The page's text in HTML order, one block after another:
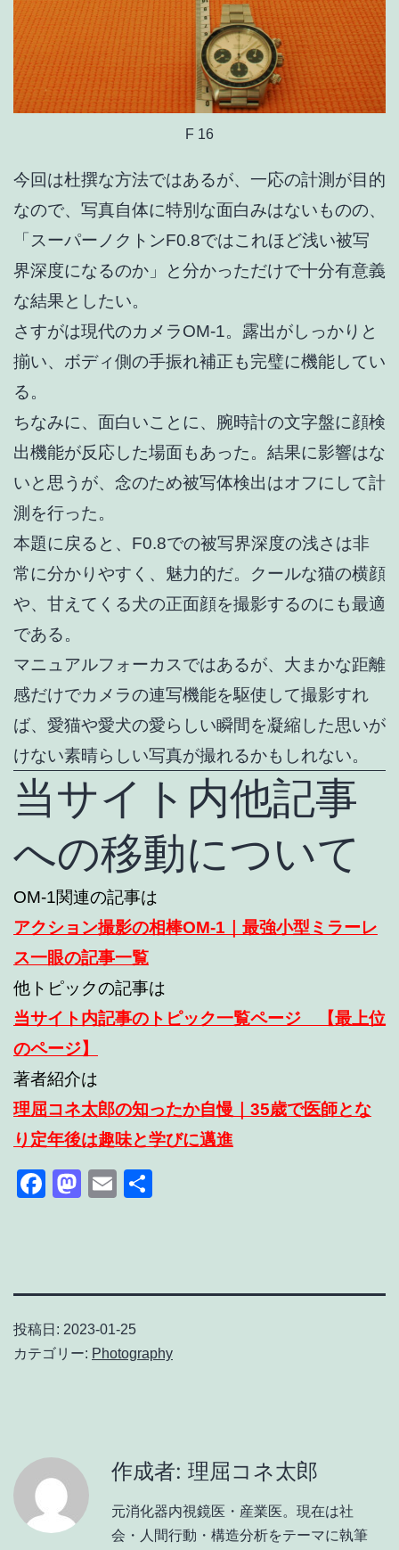
F 16
今回は杜撰な方法ではあるが、一応の計測が目的
なので、写真自体に特別な面白みはないものの、
「スーパーノクトンF0.8ではこれほど浅い被写
界深度になるのか」と分かっただけで十分有意義
な結果としたい。
さすがは現代のカメラOM-1。露出がしっかりと
揃い、ボディ側の手振れ補正も完璧に機能してい
る。
ちなみに、面白いことに、腕時計の文字盤に顔検
出機能が反応した場面もあった。結果に影響はな
いと思うが、念のため被写体検出はオフにして計
測を行った。
本題に戻ると、F0.8での被写界深度の浅さは非
常に分かりやすく、魅力的だ。クールな猫の横顔
や、甘えてくる犬の正面顔を撮影するのにも最適
である。
マニュアルフォーカスではあるが、大まかな距離
感だけでカメラの連写機能を駆使して撮影すれ
ば、愛猫や愛犬の愛らしい瞬間を凝縮した思いが
けない素晴らしい写真が撮れるかもしれない。
当サイト内他記事
への移動について
OM-1関連の記事は
アクション撮影の相棒OM-1｜最強小型ミラーレ
ス一眼の記事一覧
他トピックの記事は
当サイト内記事のトピック一覧ページ 【最上位
のページ】
著者紹介は
理屈コネ太郎の知ったか自慢｜35歳で医師とな
り定年後は趣味と学びに邁進
Facebook
Mastodon
Email
投稿日: 2023-01-25
カテゴリー: Photography
作成者: 理屈コネ太郎
元消化器内視鏡医・産業医。現在は社
会・人間行動・構造分析をテーマに執筆